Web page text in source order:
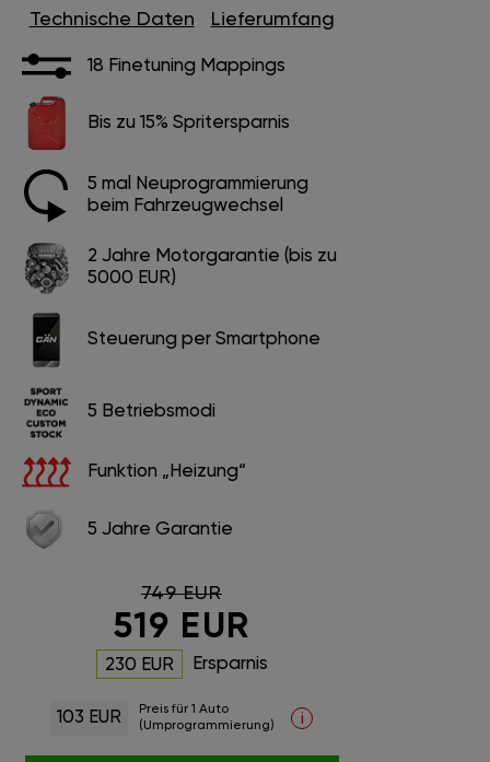
Technische Daten Lieferumfang
18 Finetuning Mappings
Bis zu 15% Spritersparnis
5 mal Neuprogrammierung
beim Fahrzeugwechsel
2 Jahre Motorgarantie (bis zu
5000 EUR)
Steuerung per Smartphone
5 Betriebsmodi
Funktion „Heizung“
5 Jahre Garantie
749 EUR
519 EUR
230 EUR Ersparnis
103 EUR
Preis für 1 Auto
(Umprogrammierung)
i